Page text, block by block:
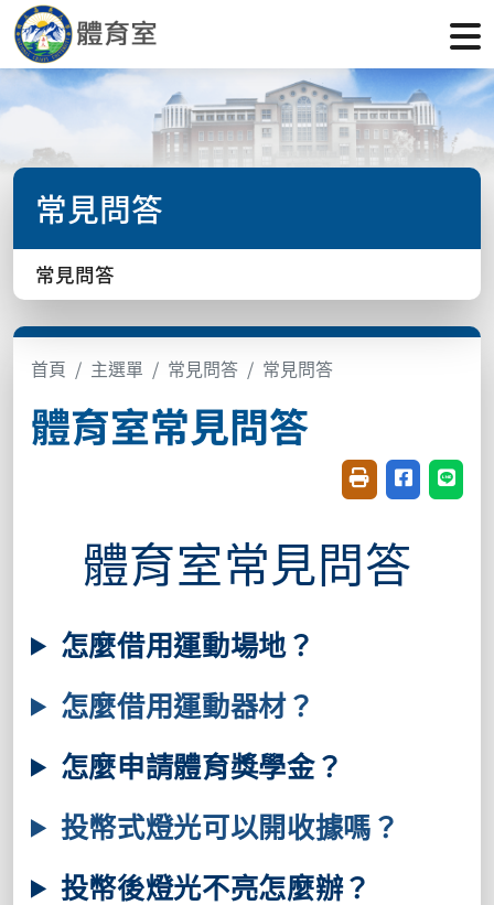
常見問答
常見問答
首頁 主選單 常見問答 常見問答
體育室常見問答
友善列印(開新視
分享至臉書
分享
體育室常見問答
怎麼借用運動場地？
怎麼借用運動器材？
怎麼申請體育獎學金？
投幣式燈光可以開收據嗎？
投幣後燈光不亮怎麼辦？